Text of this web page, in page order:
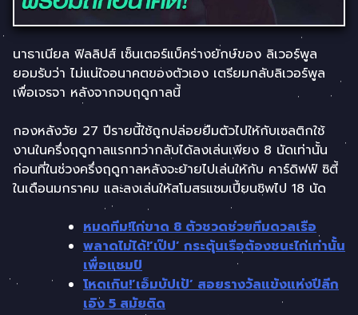
นาธาเนียล ฟิลลิปส์ เซ็นเตอร์แบ็คร่างยักษ์ของ ลิเวอร์พูล
ยอมรับว่า ไม่แน่ใจอนาคตของตัวเอง เตรียมกลับลิเวอร์พูล
เพื่อเจรจา หลังจากจบฤดูกาลนี้
กองหลังวัย 27 ปีรายนี้ใช้ถูกปล่อยยืมตัวไปให้กับเซลติกใช้
งานในครึ่งฤดูกาลแรกทว่ากลับได้ลงเล่นเพียง 8 นัดเท่านั้น
ก่อนที่ในช่วงครึ่งฤดูกาลหลังจะย้ายไปเล่นให้กับ คาร์ดิฟฟ์ ซิตี้
ในเดือนมกราคม และลงเล่นให้สโมสรแชมเปี้ยนชิพไป 18 นัด
หมดทีม!ไก่ขาด 8 ตัวชวดช่วยทีมดวลเรือ
พลาดไม่ได้!’เป๊ป’ กระตุ้นเรือต้องชนะไก่เท่านั้น
เพื่อแชมป์
โหดเกิน!’เอ็มบัปเป้’ สอยรางวัลแข้งแห่งปีลีก
เอิง 5 สมัยติด